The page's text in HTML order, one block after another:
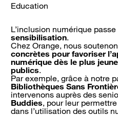
Education
L’inclusion numérique
sensibilisation.
Chez Orange, nous
concrètes pour favoriser
numérique dès le plus
publics.
Par exemple, grâce à notre
Bibliothèques Sans
intervenons auprès des
Buddies, pour leur
dans l’utilisation des outils